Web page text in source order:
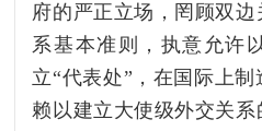
府的严正立场，罔顾双
系基本准则，执意允许
立“代表处”，在国际上
赖以建立大使级外交关